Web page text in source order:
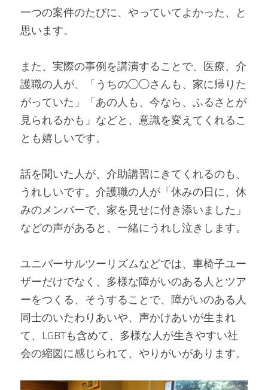
一つの案件のたびに、やっていてよかった、と
思います。
また、実際の事例を講演することで、医療、介
護職の人が、「うちの◯◯さんも、家に帰りた
がっていた」「あの人も、今なら、ふるさとが
見られるかも」などと、意識を変えてくれるこ
とも嬉しいです。
話を聞いた人が、介助講習にきてくれるのも、
うれしいです。介護職の人が「休みの日に、休
みのメンバーで、家を見せに付き添いました」
などの声があると、一緒にうれし泣きします。
ユニバーサルツーリズムなどでは、車椅子ユー
ザーだけでなく、多様な障がいのある人とツア
ーをつくる、そうすることで、障がいのある人
同士のいたわりあいや、声かけあいが生まれ
て、LGBTも含めて、多様な人が生きやすい社
会の縮図に感じられて、やりがいがあります。